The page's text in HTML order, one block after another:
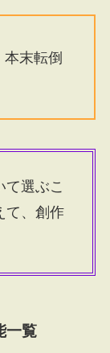
末転倒
選ぶこ
て、創作
一覧